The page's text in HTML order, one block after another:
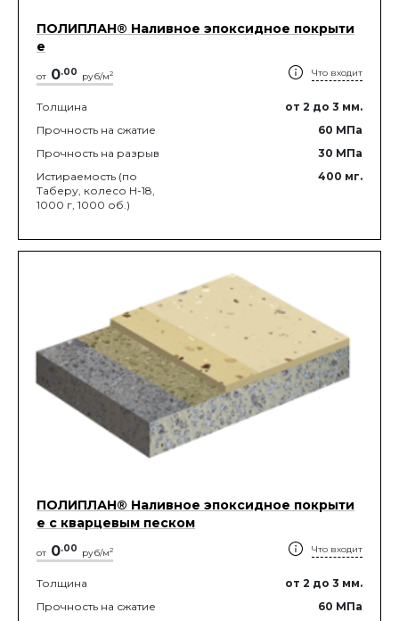
ПОЛИПЛАН® Наливное эпоксидное покрыти
е
от 0.00 руб/м2 Что входит
Толщина от 2 до 3 мм.
Прочность на сжатие
60 МПа
Прочность на разрыв
30 МПа
Истираемость (по
Таберу, колесо Н-18,
1000 г, 1000 об.)
400 мг.
ПОЛИПЛАН® Наливное эпоксидное покрыти
е с кварцевым песком
от 0.00 руб/м2 Что входит
Толщина от 2 до 3 мм.
Прочность на сжатие
60 МПа